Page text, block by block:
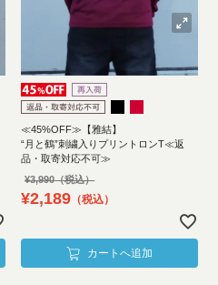
≪45%OFF≫【雅結】
“月と鶴”刺繍入りプリントロンT≪返
品・取寄対応不可≫
¥3,990
¥2,189 税込
カートへ追加